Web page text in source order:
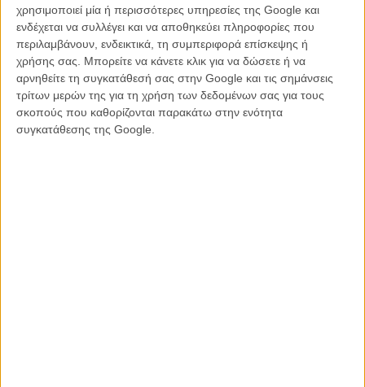
χρησιμοποιεί μία ή περισσότερες υπηρεσίες της Google και
ενδέχεται να συλλέγει και να αποθηκεύει πληροφορίες που
περιλαμβάνουν, ενδεικτικά, τη συμπεριφορά επίσκεψης ή
χρήσης σας. Μπορείτε να κάνετε κλικ για να δώσετε ή να
αρνηθείτε τη συγκατάθεσή σας στην Google και τις σημάνσεις
τρίτων μερών της για τη χρήση των δεδομένων σας για τους
σκοπούς που καθορίζονται παρακάτω στην ενότητα
συγκατάθεσης της Google.
συνέκριναν με τις πρώιμες ταινίες του Τζον Γουότερς και τις
κακόφημες παραγωγές της Troma Films. Και δεν είναι να απορεί
κανείς, καθώς ήδη τα τρέιλερ μοιάζουν με μια πανδαισία κακού
γούστου, φιλοξενώντας εκρήξεις σπλάτερ, κλανιές, πλαδαρά πέη και
κάθε είδους σωματικά υγρά – το υλικό από το οποίο φτιάχνονται οι
καλύτερες μεταμεσονύχτιες προβολές, δηλαδή! Και, ευτυχώς, οι
προσεχείς Νύχτες Πρεμιέρας έχουν εξασφαλίσει στο ανίερο αυτό
φιλμ ακριβώς μια τέτοια προβολή...